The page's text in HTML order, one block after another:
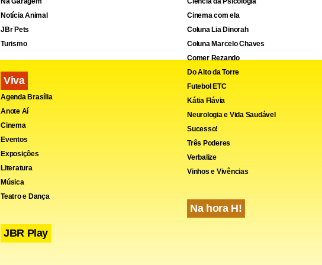
nasceu com uma marca escura acima do olho, detalhe que levou internautas a
compararem a ave com a aparência da influenciadoraMC Mirella
Notícia Animal
JBr Pets
Turismo
Viva
Agenda Brasília
Anote Aí
Cinema
Eventos
Exposições
Literatura
Música
Teatro e Dança
JBR Play
Cinema com ela
Coluna Lia Dinorah
Coluna Marcelo Chaves
Comer Rezando
Do Alto da Torre
Futebol ETC
Kátia Flávia
Neurologia e Vida Saudável
Sucesso!
Três Poderes
Verbalize
Vinhos e Vivências
Na hora H!